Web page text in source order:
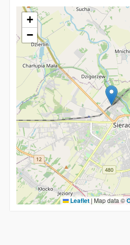
+
−
Leaflet | Map data ©